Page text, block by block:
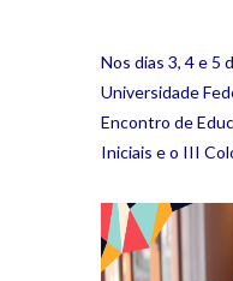
Nos dias 3, 4 e 5
Universidade
Encontro de
Iniciais e o III